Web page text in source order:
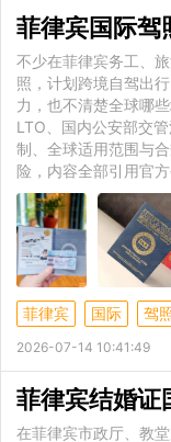
不少在菲律宾务工、
照，计划跨境自驾出
力，也不清楚全球哪
LTO、国内公安部交
制、全球适用范围与
险，内容全部引用官
菲律宾 国际 驾
2026-07-14 10:41:49
菲律宾结婚证
在菲律宾市政厅、教